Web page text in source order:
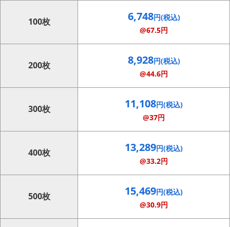
100枚 6,748円(税込)
@67.5円
200枚 8,928円(税込)
@44.6円
300枚 11,108円(税込)
@37円
400枚 13,289円(税込)
@33.2円
500枚 15,469円(税込)
@30.9円